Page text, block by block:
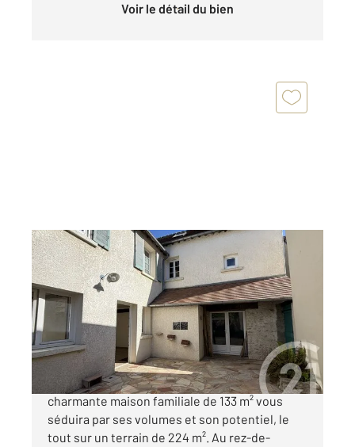
Voir le détail du bien
VILLIERS EN DESOEUVRE 27
133 m2, 5 pièces
Ref : 3884
Maison à vendre
230 000 €
Située dans un environnement agréable, cette
charmante maison familiale de 133 m² vous
séduira par ses volumes et son potentiel, le
tout sur un terrain de 224 m². Au rez-de-